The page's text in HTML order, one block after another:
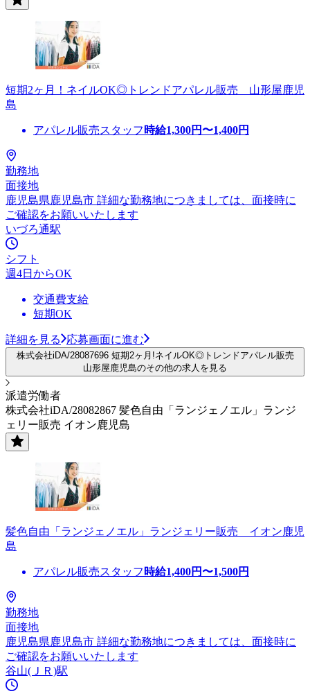
短期2ヶ月！ネイルOK◎トレンドアパレル販売 山形屋鹿児
島
アパレル販売スタッフ 時給1,300円〜1,400円
勤務地
面接地
鹿児島県鹿児島市 詳細な勤務地につきましては、面接時に
ご確認をお願いいたします
いづろ通駅
シフト
週4日からOK
交通費支給
短期OK
詳細を見る 応募画面に進む
株式会社iDA/28087696 短期2ヶ月!ネイルOK◎トレンドアパレル販売
山形屋鹿児島のその他の求人を見る
派遣労働者
株式会社iDA/28082867 髪色自由「ランジェノエル」ランジ
ェリー販売 イオン鹿児島
髪色自由「ランジェノエル」ランジェリー販売 イオン鹿児
島
アパレル販売スタッフ 時給1,400円〜1,500円
勤務地
面接地
鹿児島県鹿児島市 詳細な勤務地につきましては、面接時に
ご確認をお願いいたします
谷山(ＪＲ)駅